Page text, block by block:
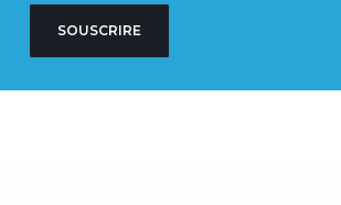
SOUSCRIRE